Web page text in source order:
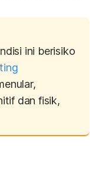
ini berisiko
dan fisik,